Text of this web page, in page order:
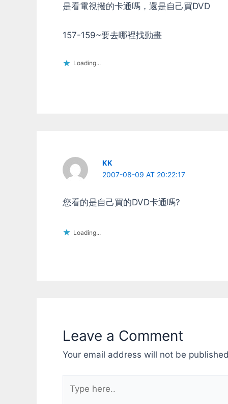
是看電視撥的卡通嗎，還是自己買DVD
157-159~要去哪裡找動畫
Loading...
KK
2007-08-09 AT 20:22:17
您看的是自己買的DVD卡通嗎?
Loading...
Leave a Comment
Your email address will not be
here..